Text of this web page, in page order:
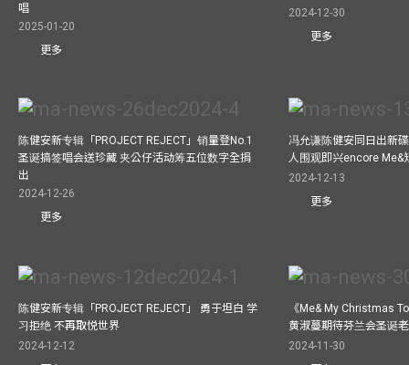
唱
2025-01-20
更多
2024-12-30
更多
陈健安新专辑「PROJECT REJECT」销量登No.1
圣诞搞签唱会送珍藏 夹公仔活动筹五位数字全捐
出
2024-12-26
更多
冯允谦陈健安同日出新
人围观即兴encore Me&
2024-12-13
更多
陈健安新专辑「PROJECT REJECT」 勇于坦白 学
习拒绝 不再取悦世界
2024-12-12
《Me& My Christmas
黄淑蔓期待芬兰会圣诞
2024-11-30